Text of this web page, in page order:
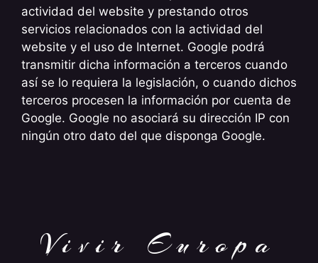
actividad del website y prestando otros
servicios relacionados con la actividad del
website y el uso de Internet. Google podrá
transmitir dicha información a terceros cuando
así se lo requiera la legislación, o cuando dichos
terceros procesen la información por cuenta de
Google. Google no asociará su dirección IP con
ningún otro dato del que disponga Google.
Vivir Europa